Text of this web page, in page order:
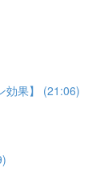
効果】 (21:06)